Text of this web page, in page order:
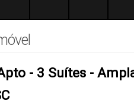
- 3 Suítes -